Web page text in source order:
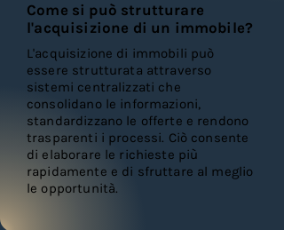
Come si può strutturare
l'acquisizione di un immobile?
L'acquisizione di immobili può
essere strutturata attraverso
sistemi centralizzati che
consolidano le informazioni,
standardizzano le offerte e rendono
trasparenti i processi. Ciò consente
di elaborare le richieste più
rapidamente e di sfruttare al meglio
le opportunità.